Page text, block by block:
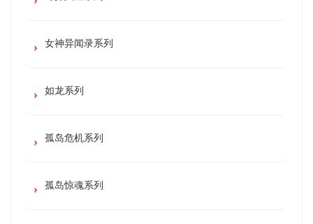
女神异闻录系列
如龙系列
孤岛危机系列
孤岛惊魂系列